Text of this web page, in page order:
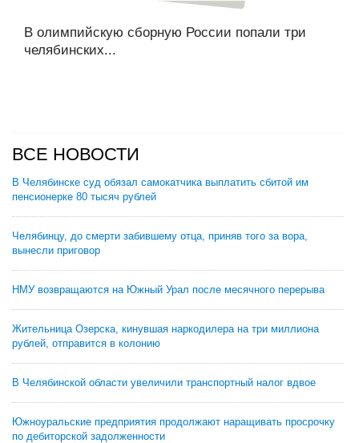
В олимпийскую сборную России попали три
челябинских...
ВСЕ НОВОСТИ
В Челябинске суд обязал самокатчика выплатить сбитой им
пенсионерке 80 тысяч рублей
Челябинцу, до смерти забившему отца, приняв того за вора,
вынесли приговор
НМУ возвращаются на Южный Урал после месячного перерыва
Жительница Озерска, кинувшая наркодилера на три миллиона
рублей, отправится в колонию
В Челябинской области увеличили транспортный налог вдвое
Южноуральские предприятия продолжают наращивать просрочку
по дебиторской задолженности